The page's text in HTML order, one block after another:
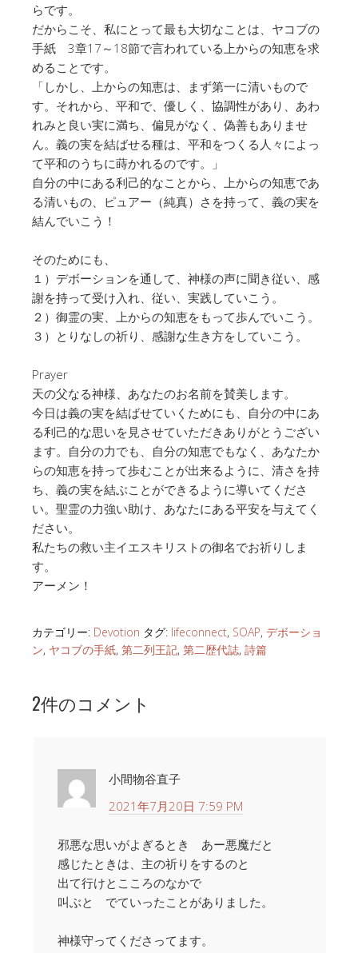
らです。
だからこそ、私にとって最も大切なことは、ヤコブの
手紙 3章17～18節で言われている上からの知恵を求
めることです。
「しかし、上からの知恵は、まず第一に清いもので
す。それから、平和で、優しく、協調性があり、あわ
れみと良い実に満ち、偏見がなく、偽善もありませ
ん。義の実を結ばせる種は、平和をつくる人々によっ
て平和のうちに蒔かれるのです。」
自分の中にある利己的なことから、上からの知恵であ
る清いもの、ピュアー（純真）さを持って、義の実を
結んでいこう！
そのためにも、
１）デボーションを通して、神様の声に聞き従い、感
謝を持って受け入れ、従い、実践していこう。
２）御霊の実、上からの知恵をもって歩んでいこう。
３）とりなしの祈り、感謝な生き方をしていこう。
Prayer
天の父なる神様、あなたのお名前を賛美します。
今日は義の実を結ばせていくためにも、自分の中にあ
る利己的な思いを見させていただきありがとうござい
ます。自分の力でも、自分の知恵でもなく、あなたか
らの知恵を持って歩むことが出来るように、清さを持
ち、義の実を結ぶことができるように導いてくださ
い。聖霊の力強い助け、あなたにある平安を与えてく
ださい。
私たちの救い主イエスキリストの御名でお祈りしま
す。
アーメン！
カテゴリー: Devotion タグ: lifeconnect, SOAP, デボーショ
ン, ヤコブの手紙, 第二列王記, 第二歴代誌, 詩篇
2件のコメント
小間物谷直子
2021年7月20日 7:59 PM
邪悪な思いがよぎるとき あー悪魔だと
感じたときは、主の祈りをするのと
出て行けとこころのなかで
叫ぶと でていったことがありました。
神様守ってくださってます。